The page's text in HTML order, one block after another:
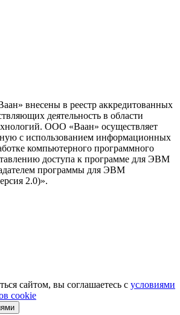
внесены в реестр аккредитованных
деятельность в области
ООО «Ваан» осуществляет
с использованием информационных
компьютерного программного
доступа к программе для ЭВМ
программы для ЭВМ
2.0)».
сайтом, вы соглашаетесь с условиями
cookie